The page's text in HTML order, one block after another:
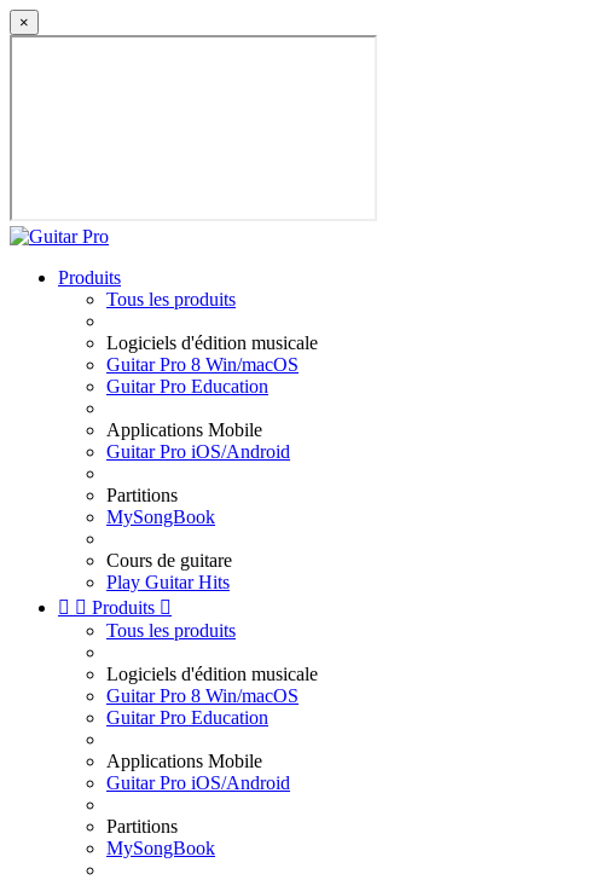
×
Produits
Tous les produits
Logiciels d'édition musicale
Guitar Pro 8 Win/macOS
Guitar Pro Education
Applications Mobile
Guitar Pro iOS/Android
Partitions
MySongBook
Cours de guitare
Play Guitar Hits
  Produits 
Tous les produits
Logiciels d'édition musicale
Guitar Pro 8 Win/macOS
Guitar Pro Education
Applications Mobile
Guitar Pro iOS/Android
Partitions
MySongBook